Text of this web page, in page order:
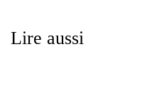
Lire aussi